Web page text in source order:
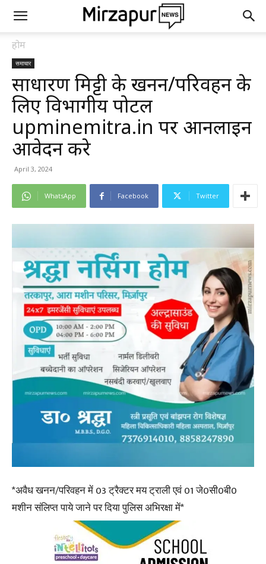
होम
समाचार
साधारण मिट्टी के खनन/परिवहन के
लिए विभागीय पोर्टल
upminemitra.in पर आनलाईन
आवेदन करे
April 3, 2024
WhatsApp Facebook Twitter
*अवैध खनन/परिवहन में 03 ट्रैक्टर मय ट्राली एवं 01 जे0सी0बी0
मशीन संलिप्त पाये जाने पर दिया पुलिस अभिरक्षा में*